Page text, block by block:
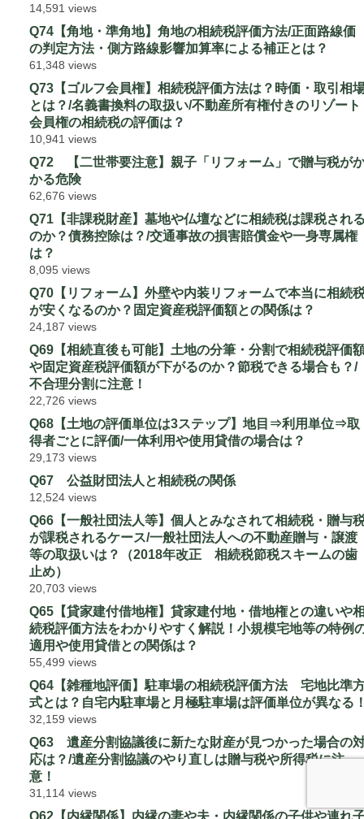
14,591 views
Q74【角地・準角地】角地の相続税評価方法/正面路線価
の判定方法・側方路線影響加算率による補正とは？
61,348 views
Q73【ゴルフ会員権】相続税評価方法は？時価・取引相
とは？/名義書換料の取扱い/不動産所有権付きのリゾート
会員権の相続税の評価は？
10,941 views
Q72 【二世帯要注意】親子「リフォーム」で贈与税が
かる危険
62,676 views
Q71【非課税財産】墓地や仏壇などに相続税は課税され
のか？債務控除は？/交通事故の損害賠償金や一身専属権
は？
8,095 views
Q70【リフォーム】外壁や内装リフォームで本当に相続
が安くなるのか？固定資産税評価額との関係は？
24,187 views
Q69【相続直後も可能】土地の分筆・分割で相続税評価
や固定資産税評価額が下がるのか？節税できる場合も？/
不合理分割に注意！
22,726 views
Q68【土地の評価単位は3ステップ】地目⇒利用単位⇒取
得者ごとに評価/一体利用や使用貸借の場合は？
29,173 views
Q67 公益財団法人と相続税の関係
12,524 views
Q66【一般社団法人等】個人とみなされて相続税・贈与
が課税されるケース/一般社団法人への不動産贈与・譲渡
等の取扱いは？（2018年改正 相続税節税スキームの歯
止め）
20,703 views
Q65【貸家建付借地権】貸家建付地・借地権との違いや
続税評価方法をわかりやすく解説！小規模宅地等の特例
適用や使用貸借との関係は？
55,499 views
Q64【雑種地評価】駐車場の相続税評価方法 宅地比準
式とは？自宅内駐車場と月極駐車場は評価単位が異なる
32,159 views
Q63 遺産分割協議後に新たな財産が見つかった場合の
応は？/遺産分割協議のやり直しは贈与税や所得税に注
意！
31,114 views